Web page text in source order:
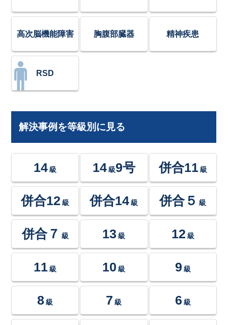
高次脳機能障害 胸腹部臓器 精神疾患
RSD
解決事例を等級別に見る
14 級 14級9号 併合11 級
併合12 級 併合14 級 併合５ 級
併合７ 級 13 級 12 級
11 級 10 級 9 級
8 級 7 級 6 級